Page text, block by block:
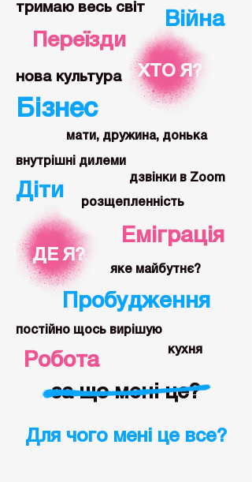
тримаю весь світ
нова культура
Бізнес
Війна
ХТО Я?
мати, дружина, донька
Переїзди
внутрішні дилеми
дзвінки в Zoom
Діти
розщепленність
ДЕ Я?
Еміграція
яке майбутнє?
Пробудження
постійно щось вирішую
Робота
кухня
за що мені це?
Для чого мені це все?